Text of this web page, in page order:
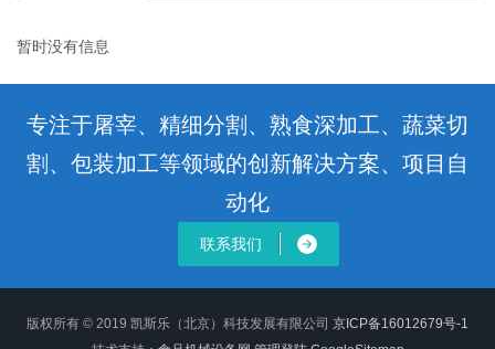
暂时没有信息
专注于屠宰、精细分割、熟食深加工、蔬菜切
割、包装加工等领域的创新解决方案、项目自
动化
联系我们
版权所有 © 2019 凯斯乐（北京）科技发展有限公司 京ICP备16012679号-1